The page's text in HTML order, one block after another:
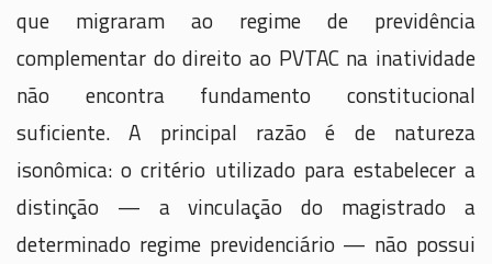
que migraram ao regime de previdência
complementar do direito ao PVTAC na inatividade
não encontra fundamento constitucional
suficiente. A principal razão é de natureza
isonômica: o critério utilizado para estabelecer a
distinção — a vinculação do magistrado a
determinado regime previdenciário — não possui